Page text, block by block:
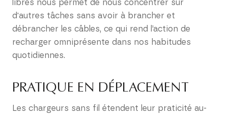
libres nous permet de nous concentrer sur
d'autres tâches sans avoir à brancher et
débrancher les câbles, ce qui rend l’action de
recharger omniprésente dans nos habitudes
quotidiennes.
PRATIQUE EN DÉPLACEMENT
Les chargeurs sans fil étendent leur praticité au-